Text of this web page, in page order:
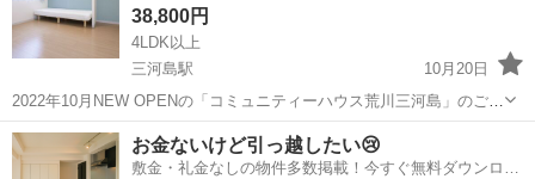
定…
38,800円
4LDK以上
三河島駅
10月20日
2022年10月NEW OPENの「コミュニティーハウス荒川三河島」のご案
内です。 ―◆５路線利用可×駅近５分◆― JR常磐線「三河島駅」より
徒歩8分 千代田線・京成本線「町屋駅」より徒歩10分 京成本線「新三
東京 荒川区 三河島駅 シェアハウス 徒歩
お金ないけど引っ越したい😢
敷金・礼金なしの物件多数掲載！今すぐ無料ダウンロー